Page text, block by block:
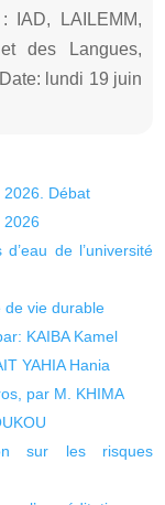
IAD, LAILEMM,
des Langues,
lundi 19 juin
2026. Débat
2026
de l’université
de vie durable
KAIBA Kamel
YAHIA Hania
par M. KHIMA
sur les risques